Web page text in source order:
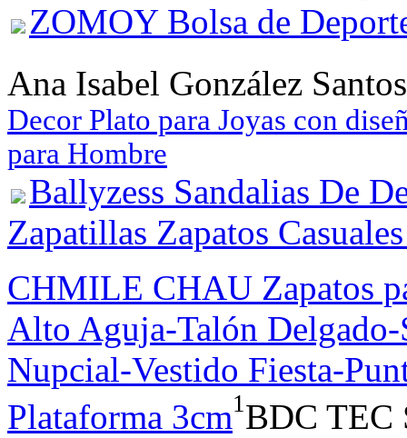
ZOMOY Bolsa de
Ana Isabel González Santos
Decor Plato para Joyas con
para Hombre
Ballyzess Sandalias De
Zapatillas Zapatos
CHMILE CHAU Zapatos
Alto Aguja-Talón
Nupcial-Vestido Fiesta-
Plataforma 3cm1 BDC TEC